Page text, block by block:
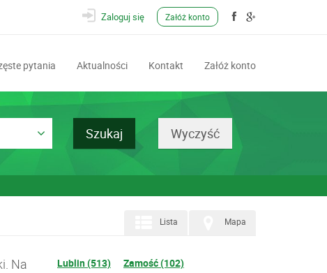
Zaloguj się Załóż konto
pytania Aktualności Kontakt Załóż konto
Mapa
Lista
Na
Lublin (513)
Zamość (102)